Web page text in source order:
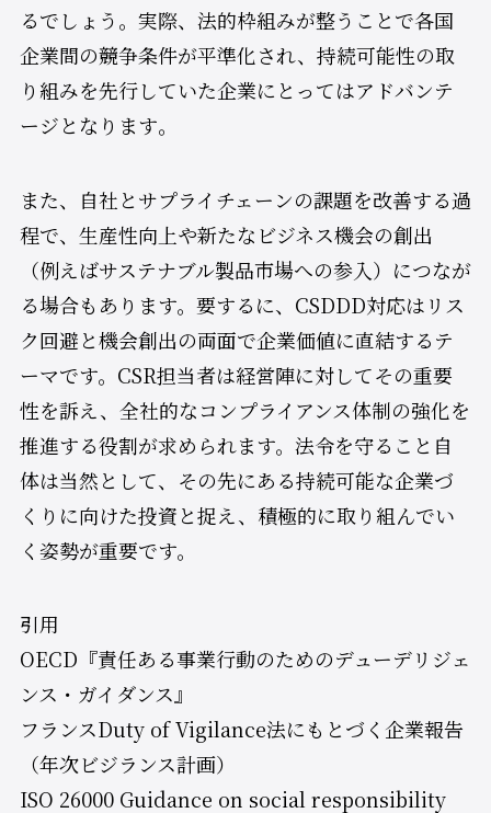
るでしょう。実際、法的枠組みが整うことで各国
企業間の競争条件が平準化され、持続可能性の取
り組みを先行していた企業にとってはアドバンテ
ージとなります​。
また、自社とサプライチェーンの課題を改善する過
程で、生産性向上や新たなビジネス機会の創出
（例えばサステナブル製品市場への参入）につなが
る場合もあります。要するに、CSDDD対応はリス
ク回避と機会創出の両面で企業価値に直結するテ
ーマです。CSR担当者は経営陣に対してその重要
性を訴え、全社的なコンプライアンス体制の強化を
推進する役割が求められます。法令を守ること自
体は当然として、その先にある持続可能な企業づ
くりに向けた投資と捉え、積極的に取り組んでい
く姿勢が重要です。
引用
OECD『責任ある事業行動のためのデューデリジェ
ンス・ガイダンス』
フランスDuty of Vigilance法にもとづく企業報告
（年次ビジランス計画）
ISO 26000 Guidance on social responsibility